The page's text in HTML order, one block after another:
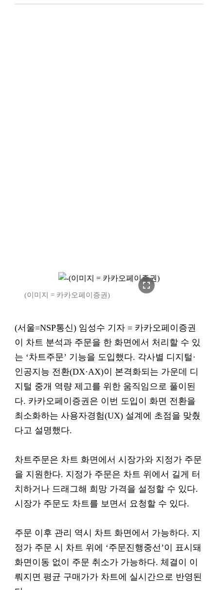
fullscreen
(이미지 = 카카오페이증권)
(서울=NSP통신) 임성수 기자 = 카카오페이증권
이 차트 분석과 주문을 한 화면에서 처리할 수 있
는 ‘차트주문’ 기능을 도입했다. 각사별 디지털·
인공지능 전환(DX·AX)이 본격화되는 가운데 디
지털 중개 역량 제고를 위한 움직임으로 풀이된
다. 카카오페이증권은 이번 도입이 화면 전환을
최소화하는 사용자경험(UX) 설계에 초점을 맞췄
다고 설명했다.
차트주문은 차트 화면에서 시장가와 지정가 주문
을 지원한다. 지정가 주문은 차트 위에서 길게 터
치하거나 드래그해 희망 가격을 설정할 수 있다.
시장가 주문도 차트를 보면서 요청할 수 있다.
주문 이후 관리 역시 차트 화면에서 가능하다. 지
정가 주문 시 차트 위에 ‘주문진행중선’이 표시돼
화면이동 없이 주문 취소가 가능하다. 체결이 이
뤄지면 평균 구매가가 차트에 실시간으로 반영된